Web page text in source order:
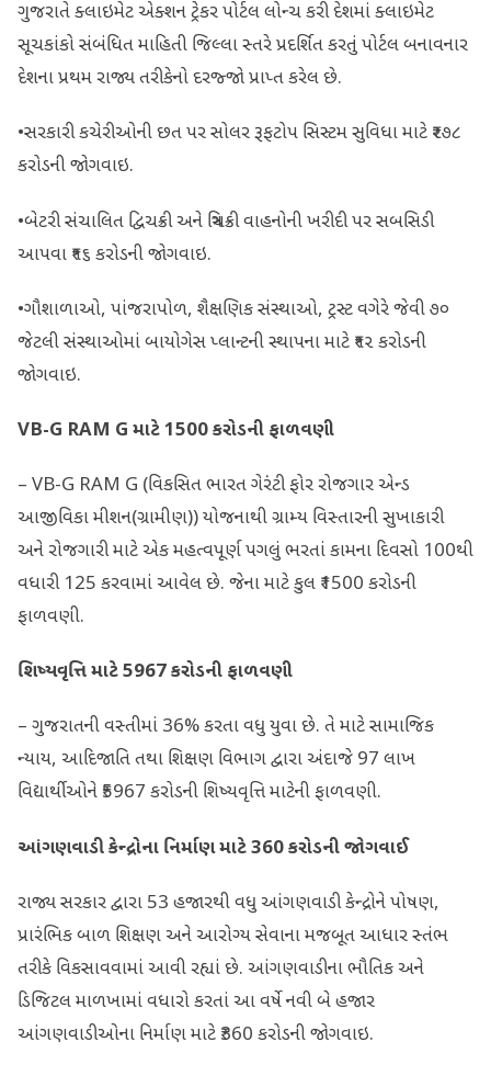
ગુજરાતે ક્લાઇમેટ એક્શન ટ્રેકર પોર્ટલ લોન્‍ચ કરી દેશમાં ક્લાઇમેટ
સૂચકાંકો સંબંધિત માહિતી જિલ્લા સ્તરે પ્રદર્શિત કરતું પોર્ટલ બનાવનાર
દેશના પ્રથમ રાજ્ય તરીકેનો દરજ્જો પ્રાપ્ત કરેલ છે.
•સરકારી કચેરીઓની છત પર સોલર રૂફટોપ સિસ્ટમ સુવિધા માટે ₹૨૭૮
કરોડની જોગવાઇ.
•બેટરી સંચાલિત દ્વિચક્રી અને ત્રિચક્રી વાહનોની ખરીદી પર સબસિડી
આપવા ₹૧૬ કરોડની જોગવાઇ.
•ગૌશાળાઓ, પાંજરાપોળ, શૈક્ષણિક સંસ્થાઓ, ટ્રસ્ટ વગેરે જેવી ૭૦
જેટલી સંસ્થાઓમાં બાયોગેસ પ્લાન્ટની સ્થાપના માટે ₹૧૨ કરોડની
જોગવાઇ.
VB-G RAM G માટે1500કરોડની ફાળવણી
– VB-G RAM G (વિકસિત ભારત ગેરંટી ફોર રોજગાર એન્‍ડ
આજીવિકા મીશન(ગ્રામીણ)) યોજનાથી ગ્રામ્ય વિસ્તારની સુખાકારી
અને રોજગારી માટે એક મહત્વપૂર્ણ પગલું ભરતાં કામના દિવસો 100થી
વધારી 125 કરવામાં આવેલ છે. જેના માટે કુલ ₹1500 કરોડની
ફાળવણી.
શિષ્યવૃત્તિ માટે5967કરોડની ફાળવણી
– ગુજરાતની વસ્તીમાં 36% કરતા વધુ યુવા છે. તે માટે સામાજિક
ન્યાય, આદિજાતિ તથા શિક્ષણ વિભાગ દ્વારા અંદાજે 97 લાખ
વિદ્યાર્થીઓને ₹5967 કરોડની શિષ્યવૃત્તિ માટેની ફાળવણી.
આંગણવાડી કેન્દ્રોના નિર્માણ માટે360કરોડની જોગવાઈ
રાજ્ય સરકાર દ્વારા 53 હજારથી વધુ આંગણવાડી કેન્‍દ્રોને પોષણ,
પ્રારંભિક બાળ શિક્ષણ અને આરોગ્ય સેવાના મજબૂત આધાર સ્તંભ
તરીકે વિકસાવવામાં આવી રહ્યાં છે. આંગણવાડીના ભૌતિક અને
ડિજિટલ માળખામાં વધારો કરતાં આ વર્ષે નવી બે હજાર
આંગણવાડીઓના નિર્માણ માટે ₹360 કરોડની જોગવાઇ.